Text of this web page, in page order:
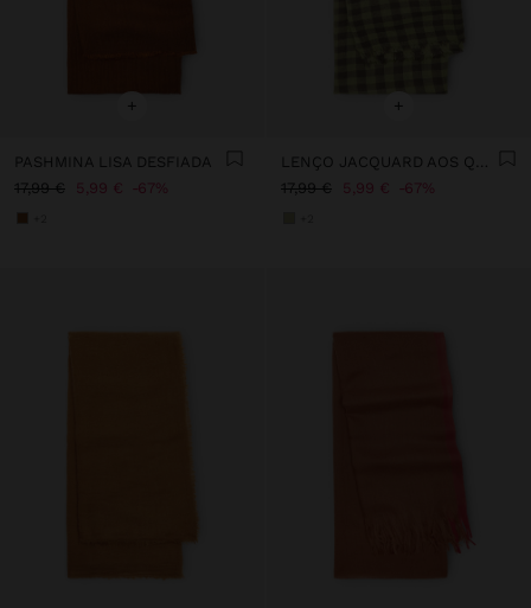
+
PASHMINA LISA DESFIADA
17,99 €
5,99 € 67%
+
LENÇO JACQUARD AOS QUADRADOS COM LÃ
17,99 €
5,99 € 67%